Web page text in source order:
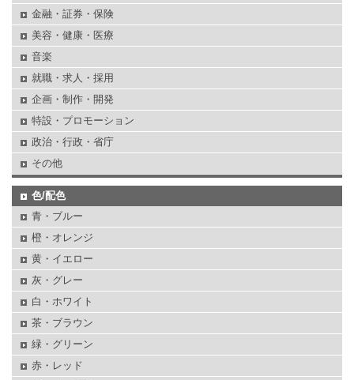
金融・証券・保険
美容・健康・医療
音楽
就職・求人・採用
企画・制作・開発
特設・プロモーション
政治・行政・省庁
その他
色/配色
青・ブルー
橙・オレンジ
黄・イエロー
灰・グレー
白・ホワイト
茶・ブラウン
緑・グリーン
赤・レッド